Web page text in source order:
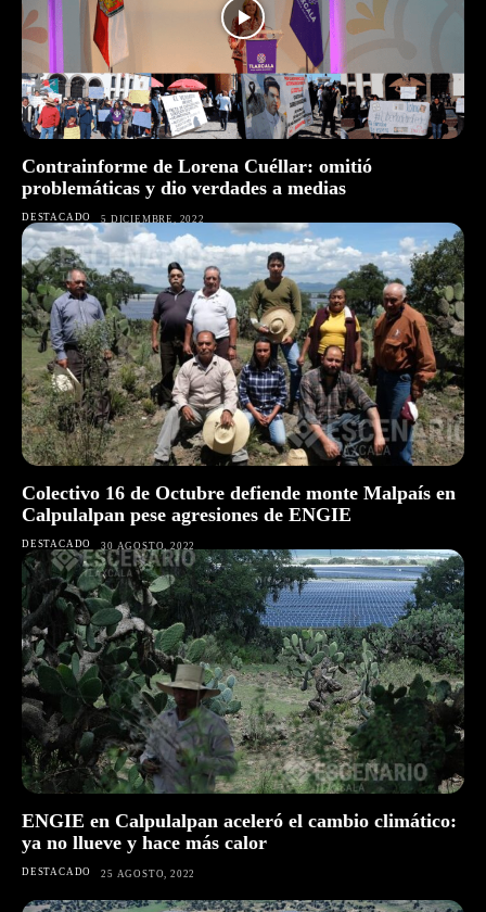
Contrainforme de Lorena Cuéllar: omitió
problemáticas y dio verdades a medias
DESTACADO 5 DICIEMBRE, 2022
Colectivo 16 de Octubre defiende monte Malpaís en
Calpulalpan pese agresiones de ENGIE
DESTACADO 30 AGOSTO, 2022
ENGIE en Calpulalpan aceleró el cambio climático:
ya no llueve y hace más calor
DESTACADO 25 AGOSTO, 2022